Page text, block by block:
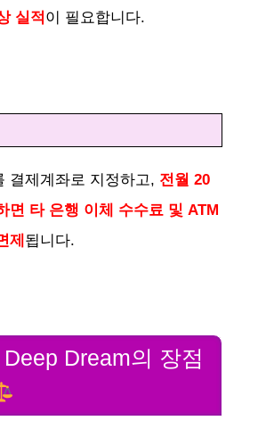
실적이 필요합니다.
결제계좌로 지정하고, 전월 20
면 타 은행 이체 수수료 및 ATM
제 됩니다​.
Dream의 장점